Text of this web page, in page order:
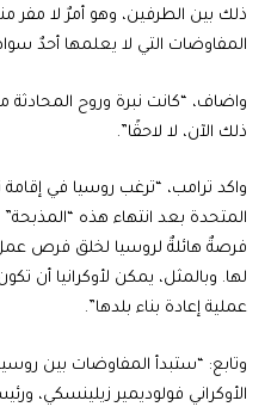
ذلك بين الطرفين، وهو أمرٌ لا مفر
المفاوضات التي لا يعلمها أحدٌ
واضاف، “كانت نبرة وروح المحادثة
ذلك الآن، لا لاحقًا”.
واكد ترامب، “ترغب روسيا في
المتحدة بعد انتهاء هذه “المذبحة”
فرصةٌ هائلةٌ لروسيا لخلق فرص عملٍ
لها. وبالمثل، يمكن لأوكرانيا أن
عملية إعادة بناء بلدها”.
وتابع: “ستبدأ المفاوضات بين
الأوكراني فولوديمير زيلينسكي،